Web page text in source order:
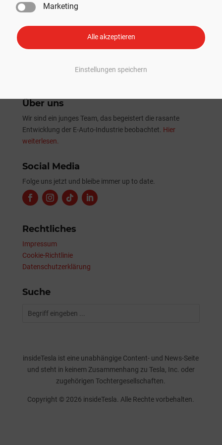
Marketing
Alle akzeptieren
Einstellungen speichern
Tesla Sommer-Update 2026: Alle Neuheiten und
Verbesserungen im Überblick
Über uns
Wir sind ein junges Team, das begeistert die rasante
Entwicklung der E-Auto-Industrie beobachtet. Hier
weiterlesen.
Social Media
Folge uns jetzt und bleibe immer up to date.
Rechtliches
Impressum
Cookie-Richtlinie
Datenschutzerklärung
Suche
insideTesla ist eine unabhängige Content- und News-Seite
und steht in keinem Zusammenhang zu Tesla, Inc. oder
zugehörigen Tochtergesellschaften.
Copyright © 2026 insideTesla. Alle Rechte vorbehalten.